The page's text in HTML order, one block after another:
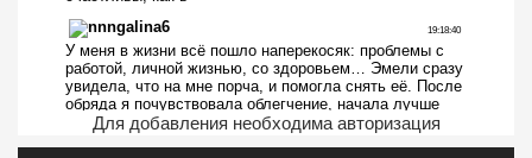
Для добавления необходима авторизация